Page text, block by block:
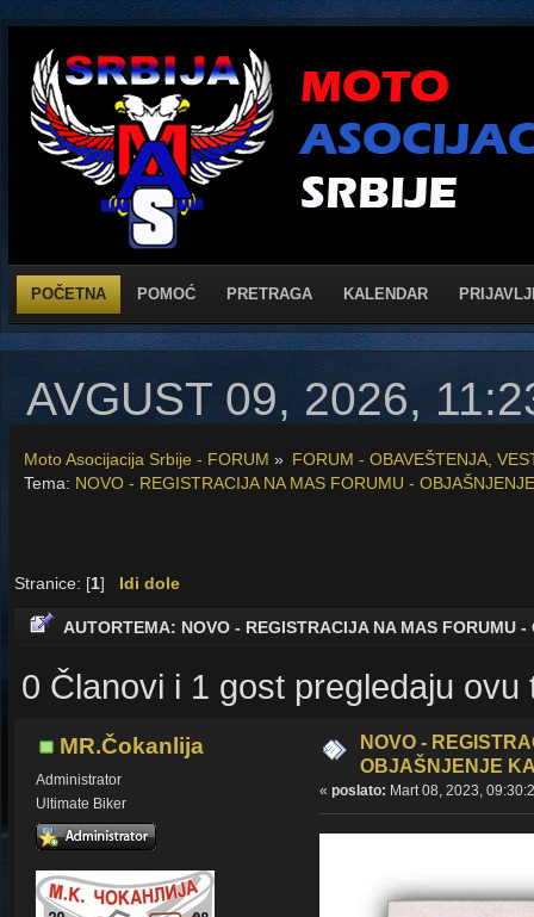
POČETNA POMOĆ PRETRAGA KALENDAR
AVGUST 09, 2026,
Moto Asocijacija Srbije - FORUM » FORUM - OBAVEŠTENJA,
Tema: NOVO - REGISTRACIJA NA MAS FORUMU -
Stranice: [1] Idi dole
AUTORTEMA: NOVO - REGISTRACIJA NA MAS FORUMU
0 Članovi i 1 gost pregledaju ovu
MR.Čokanlija
Administrator
Ultimate Biker
NOVO -
OBJAŠNJENJE
« poslato: Mart 08, 2023,